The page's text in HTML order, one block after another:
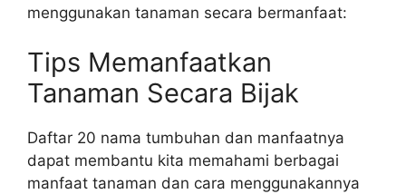
menggunakan tanaman secara bermanfaat:
Tips Memanfaatkan
Tanaman Secara Bijak
Daftar 20 nama tumbuhan dan manfaatnya
dapat membantu kita memahami berbagai
manfaat tanaman dan cara menggunakannya